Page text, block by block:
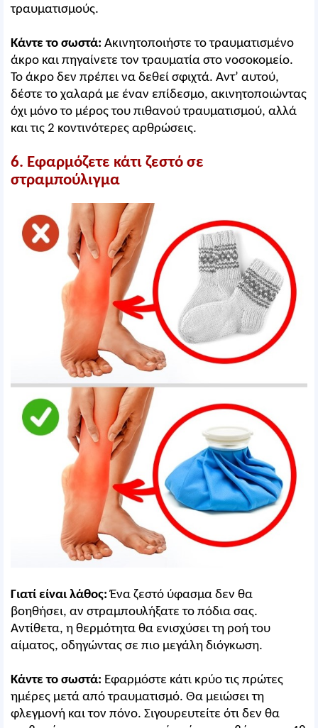
τραυματισμούς.
Κάντε το σωστά: Ακινητοποιήστε το τραυματισμένο
άκρο και πηγαίνετε τον τραυματία στο νοσοκομείο.
Το άκρο δεν πρέπει να δεθεί σφιχτά. Αντ’ αυτού,
δέστε το χαλαρά με έναν επίδεσμο, ακινητοποιώντας
όχι μόνο το μέρος του πιθανού τραυματισμού, αλλά
και τις 2 κοντινότερες αρθρώσεις.
6. Εφαρμόζετε κάτι ζεστό σε
στραμπούλιγμα
Γιατί είναι λάθος: Ένα ζεστό ύφασμα δεν θα
βοηθήσει, αν στραμπουλήξατε το πόδια σας.
Αντίθετα, η θερμότητα θα ενισχύσει τη ροή του
αίματος, οδηγώντας σε πιο μεγάλη διόγκωση.
Κάντε το σωστά: Εφαρμόστε κάτι κρύο τις πρώτες
ημέρες μετά από τραυματισμό. Θα μειώσει τη
φλεγμονή και τον πόνο. Σιγουρευτείτε ότι δεν θα